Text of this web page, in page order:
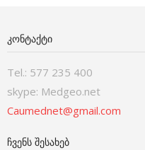
ᲙᲝᲜᲢᲐᲥᲢᲘ
Tel.: 577 235 400
skype: Medgeo.net
Caumednet@gmail.com
ᲩᲕᲔᲜᲡ ᲨᲔᲡᲐᲮᲔᲑ